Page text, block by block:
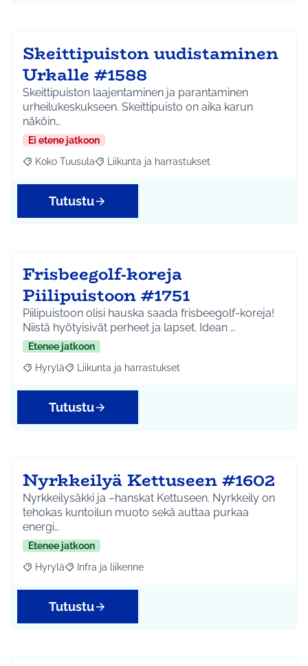
Skeittipuiston uudistaminen
Urkalle #1588
Skeittipuiston laajentaminen ja parantaminen
urheilukeskukseen. Skeittipuisto on aika karun
näköin…
Ei etene jatkoon
Rajaa tulokset aihepiirin mukaan: Koko Tuusula
Koko Tuusula Rajaa tulokset teeman mukaan: Liikunta ja
Liikunta ja harrastukset
Tutustu
Frisbeegolf-koreja
Piilipuistoon #1751
Piilipuistoon olisi hauska saada frisbeegolf-koreja!
Niistä hyötyisivät perheet ja lapset. Idean …
Etenee jatkoon
Rajaa tulokset aihepiirin mukaan: Hyrylä
Hyrylä Rajaa tulokset teeman mukaan: Liikunta ja
Liikunta ja harrastukset
Tutustu
Nyrkkeilyä Kettuseen #1602
Nyrkkeilysäkki ja –hanskat Kettuseen. Nyrkkeily on
tehokas kuntoilun muoto sekä auttaa purkaa
energi…
Etenee jatkoon
Rajaa tulokset aihepiirin mukaan: Hyrylä
Hyrylä Rajaa tulokset teeman mukaan: Infra ja liikenne
Infra ja liikenne
Tutustu